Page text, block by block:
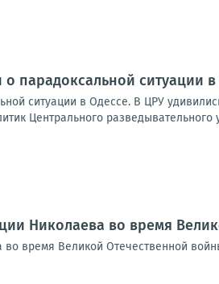
парадоксальной ситуации в
ситуации в Одессе. В ЦРУ
Центрального разведывательного
Николаева во время
время Великой Отечественной